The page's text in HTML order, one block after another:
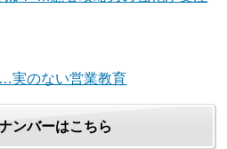
実のない営業教育
ンバーはこちら